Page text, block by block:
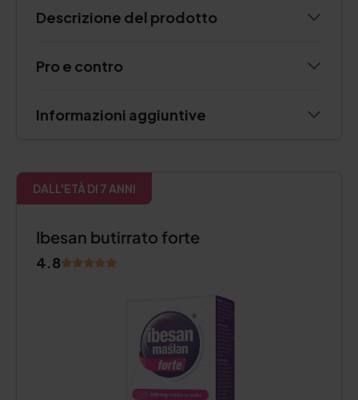
Descrizione del prodotto
Pro e contro
Informazioni aggiuntive
DALL'ETÀ DI 7 ANNI
Ibesan butirrato forte
4.8